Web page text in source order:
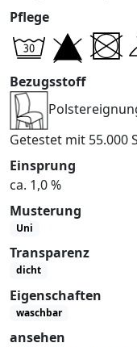
Pflege
Bezugsstoff
Getestet mit 55.000
Einsprung
ca. 1,0 %
Musterung
Uni
Transparenz
dicht
Eigenschaften
waschbar
ansehen